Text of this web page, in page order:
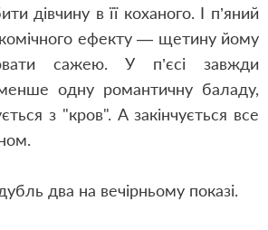
дівчину в її коханого. І п’яний
ефекту — щетину йому
сажею. У п’єсі завжди
одну романтичну баладу,
з "кров". А закінчується все
два на вечірньому показі.